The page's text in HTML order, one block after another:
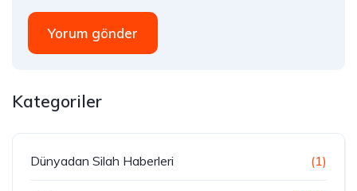
Yorum gönder
Kategoriler
Dünyadan Silah Haberleri (1)